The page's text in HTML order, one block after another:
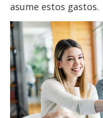
asume estos gastos.